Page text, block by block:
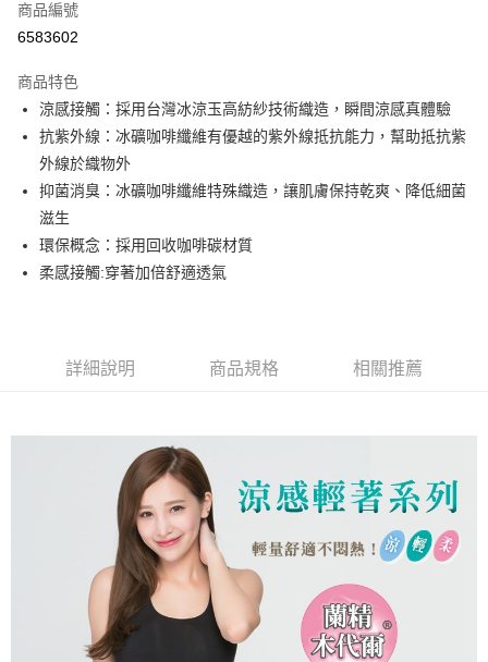
超商取貨付款
Apple Pay
街口支付
悠遊付
ATM付款
運送方式
每筆NT$100，滿NT$399(含以上)免運費
商品編號
6583602
商品特色
涼感接觸：採用台灣冰涼玉高紡紗技術織造，瞬間涼感真體驗
抗紫外線：冰礦咖啡纖維有優越的紫外線抵抗能力，幫助抵抗紫
外線於織物外
抑菌消臭：冰礦咖啡纖維特殊織造，讓肌膚保持乾爽、降低細菌
滋生
環保概念：採用回收咖啡碳材質
柔感接觸:穿著加倍舒適透氣
詳細說明 商品規格 相關推薦